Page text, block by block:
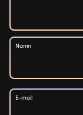
Namn
E-mail